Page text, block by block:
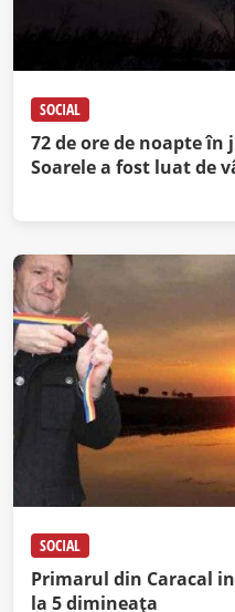
SOCIAL
72 de ore de noapte în
Soarele a fost luat de
SOCIAL
Primarul din Caracal
la 5 dimineaţa